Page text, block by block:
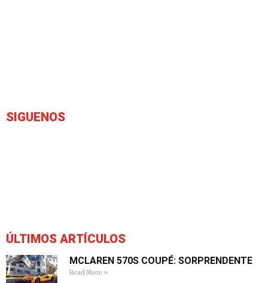
SIGUENOS
ÚLTIMOS ARTÍCULOS
MCLAREN 570S COUPÉ: SORPRENDENTE
Read More »